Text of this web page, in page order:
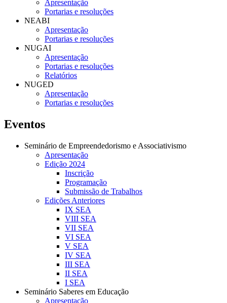
Apresentação
Portarias e resoluções
NEABI
Apresentação
Portarias e resoluções
NUGAI
Apresentação
Portarias e resoluções
Relatórios
NUGED
Apresentação
Portarias e resoluções
Eventos
Seminário de Empreendedorismo e Associativismo
Apresentação
Edição 2024
Inscrição
Programação
Submissão de Trabalhos
Edições Anteriores
IX SEA
VIII SEA
VII SEA
VI SEA
V SEA
IV SEA
III SEA
II SEA
I SEA
Seminário Saberes em Educação
Apresentação